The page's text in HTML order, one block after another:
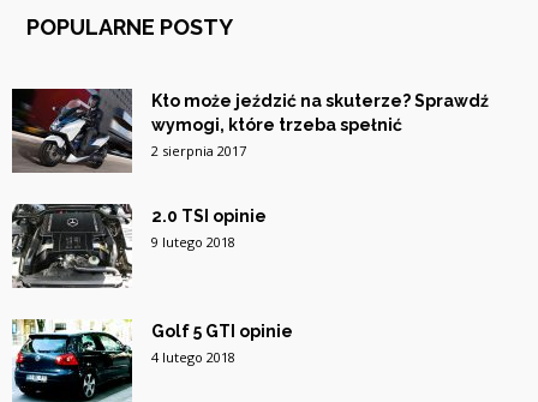
POPULARNE POSTY
Kto może jeździć na skuterze? Sprawdź
wymogi, które trzeba spełnić
2 sierpnia 2017
2.0 TSI opinie
9 lutego 2018
Golf 5 GTI opinie
4 lutego 2018